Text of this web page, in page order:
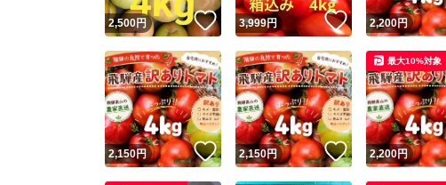
2,500円 いいね！
3,999円 いいね！
2,200円
2,150円 いいね！
2,150円 いいね！
2,200円
最大10%対象